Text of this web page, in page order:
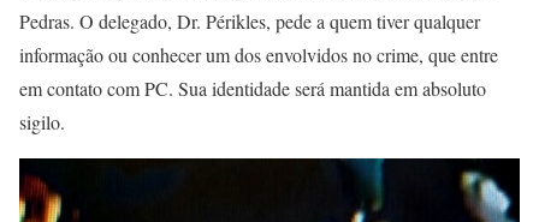
Pedras. O delegado, Dr. Périkles, pede a quem tiver qualquer
informação ou conhecer um dos envolvidos no crime, que entre
em contato com PC. Sua identidade será mantida em absoluto
sigilo.